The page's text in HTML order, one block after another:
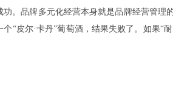
。品牌多元化经营本身就是品牌经营管理
“皮尔·卡丹”葡萄酒，结果失败了。如果“